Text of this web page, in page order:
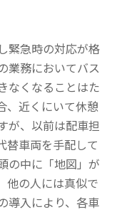
緊急時の対応が格
業務においてバス
なくなることはた
、近くにいて休憩
が、以前は配車担
替車両を手配して
の中に「地図」が
他の人には真似で
導入により、各車